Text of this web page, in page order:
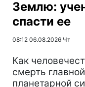
Землю:
спасти ее
08:12 06.08.2026 Чт
Как
смерть
планетарной